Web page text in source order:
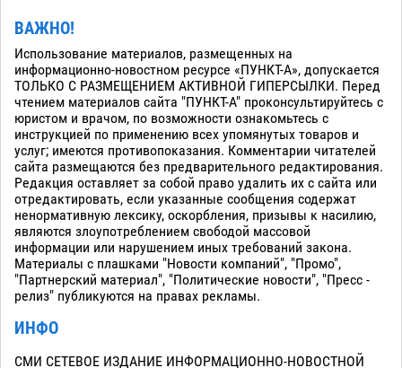
ВАЖНО!
Использование материалов, размещенных на
информационно-новостном ресурсе «ПУНКТ-А», допускается
ТОЛЬКО С РАЗМЕЩЕНИЕМ АКТИВНОЙ ГИПЕРСЫЛКИ. Перед
чтением материалов сайта "ПУНКТ-А" проконсультируйтесь с
юристом и врачом, по возможности ознакомьтесь с
инструкцией по применению всех упомянутых товаров и
услуг; имеются противопоказания. Комментарии читателей
сайта размещаются без предварительного редактирования.
Редакция оставляет за собой право удалить их с сайта или
отредактировать, если указанные сообщения содержат
ненормативную лексику, оскорбления, призывы к насилию,
являются злоупотреблением свободой массовой
информации или нарушением иных требований закона.
Материалы с плашками "Новости компаний", "Промо",
"Партнерский материал", "Политические новости", "Пресс -
релиз" публикуются на правах рекламы.
ИНФО
СМИ СЕТЕВОЕ ИЗДАНИЕ ИНФОРМАЦИОННО-НОВОСТНОЙ